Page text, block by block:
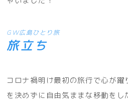
GW広島ひとり旅
旅立ち
コロナ禍明け最初の旅行で心が
を決めずに自由気ままな移動をし